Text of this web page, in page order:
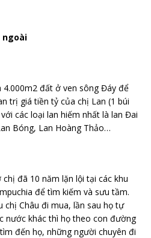
ngoài
4.000m2 đất ở ven sông Đáy để
trị giá tiền tỷ của chị Lan (1 búi
các loại lan hiếm nhất là lan Đai
Bóng, Lan Hoàng Thảo…
đã 10 năm lặn lội tại các khu
để tìm kiếm và sưu tầm.
chị Châu đi mua, lần sau họ tự
nước khác thì họ theo con đường
đến họ, những người chuyên đi